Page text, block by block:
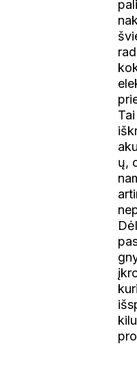
ų,